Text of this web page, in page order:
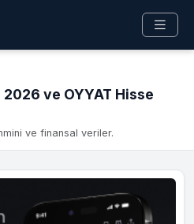
ve OYYAT Hisse
ve finansal veriler.